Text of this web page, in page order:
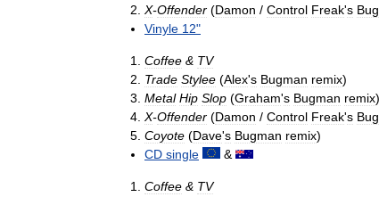
X-Offender (Damon / Control Freak's
Vinyle 12"
Coffee & TV
Trade Stylee (Alex's Bugman remix)
Metal Hip Slop (Graham's Bugman remix)
X-Offender (Damon / Control Freak's
Coyote (Dave's Bugman remix)
CD single &
Coffee & TV